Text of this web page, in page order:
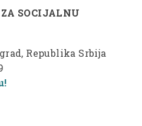
SOCIJALNU
Republika Srbija